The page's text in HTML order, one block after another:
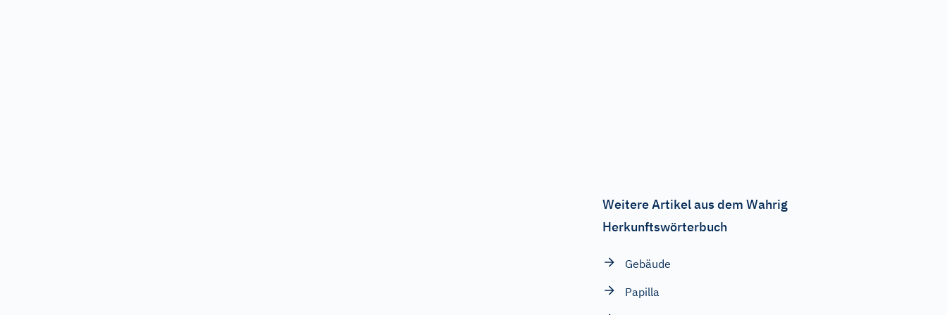
Weitere Artikel aus dem Wahrig
Herkunftswörterbuch
Gebäude
Papilla